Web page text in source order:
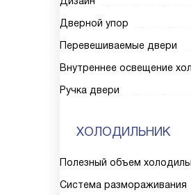
Дверной упор
Перевешиваемые двери
Внутреннее освещение
Ручка двери
ХОЛОДИЛЬНИК
Полезный объем
Система размораживания